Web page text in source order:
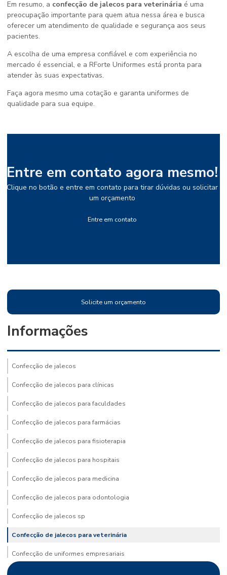
Em resumo, a confecção de jalecos para veterinária é uma
preocupação importante para quem atua nessa área e busca
oferecer um atendimento de qualidade e segurança aos seus
pacientes.
A escolha de uma empresa confiável e com experiência no
mercado é essencial, e a RForte Uniformes está pronta para
atender às suas expectativas.
Faça agora mesmo uma cotação e garanta uniformes de
qualidade para sua equipe.
Entre em contato agora mesmo!
Clique no botão e entre em contato para tirar dúvidas ou solicitar
um orçamento
Entre em contato
Solicite um orçamento
Informações
Confecção de jalecos
Confecção de jalecos para clínicas
Confecção de jalecos para faculdades
Confecção de jalecos para farmácias
Confecção de jalecos para fisioterapia
Confecção de jalecos para hospitais
Confecção de jalecos para medicina
Confecção de jalecos para odontologia
Confecção de jalecos sp
Confecção de jalecos para veterinária
Confecção de uniformes empresariais